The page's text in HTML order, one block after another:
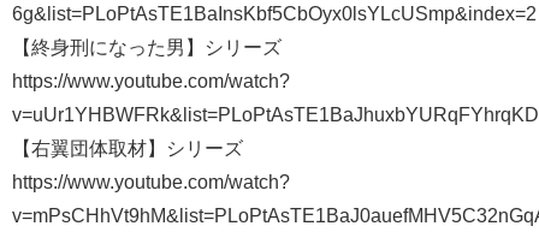
6g&list=PLoPtAsTE1BaInsKbf5CbOyx0lsYLcUSmp&index=2
【終身刑になった男】シリーズ
https://www.youtube.com/watch?
【右翼団体取材】シリーズ
https://www.youtube.com/watch?